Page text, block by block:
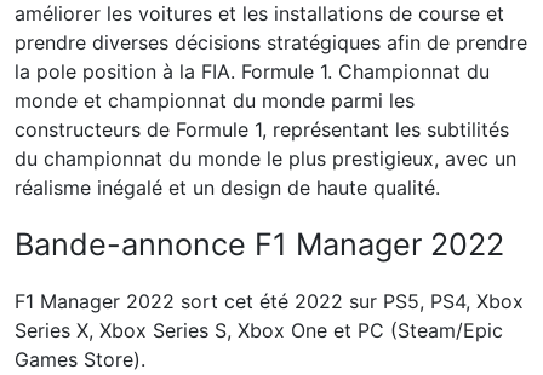
améliorer les voitures et les installations de course et
prendre diverses décisions stratégiques afin de prendre
la pole position à la FIA. Formule 1. Championnat du
monde et championnat du monde parmi les
constructeurs de Formule 1, représentant les subtilités
du championnat du monde le plus prestigieux, avec un
réalisme inégalé et un design de haute qualité.
Bande-annonce F1 Manager 2022
F1 Manager 2022 sort cet été 2022 sur PS5, PS4, Xbox
Series X, Xbox Series S, Xbox One et PC (Steam/Epic
Games Store).